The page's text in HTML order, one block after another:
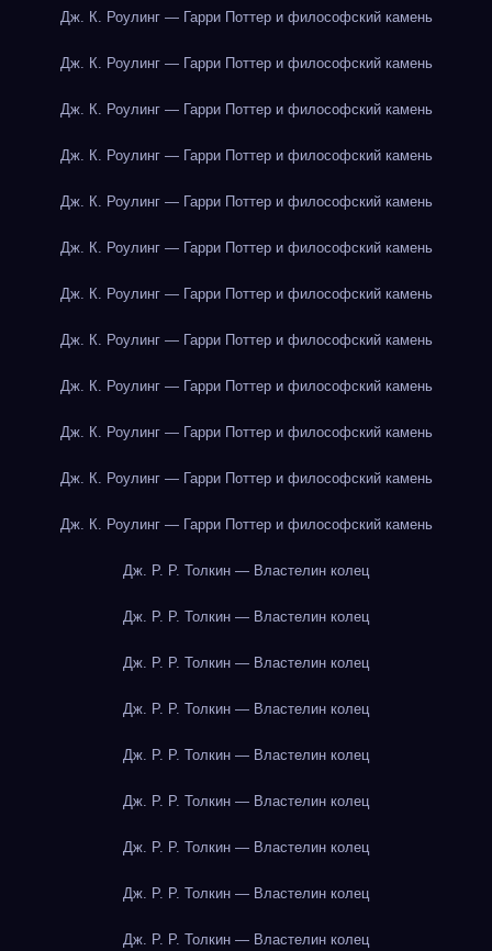
Дж. К. Роулинг — Гарри Поттер и философский камень
Дж. К. Роулинг — Гарри Поттер и философский камень
Дж. К. Роулинг — Гарри Поттер и философский камень
Дж. К. Роулинг — Гарри Поттер и философский камень
Дж. К. Роулинг — Гарри Поттер и философский камень
Дж. К. Роулинг — Гарри Поттер и философский камень
Дж. К. Роулинг — Гарри Поттер и философский камень
Дж. К. Роулинг — Гарри Поттер и философский камень
Дж. К. Роулинг — Гарри Поттер и философский камень
Дж. К. Роулинг — Гарри Поттер и философский камень
Дж. К. Роулинг — Гарри Поттер и философский камень
Дж. К. Роулинг — Гарри Поттер и философский камень
Дж. Р. Р. Толкин — Властелин колец
Дж. Р. Р. Толкин — Властелин колец
Дж. Р. Р. Толкин — Властелин колец
Дж. Р. Р. Толкин — Властелин колец
Дж. Р. Р. Толкин — Властелин колец
Дж. Р. Р. Толкин — Властелин колец
Дж. Р. Р. Толкин — Властелин колец
Дж. Р. Р. Толкин — Властелин колец
Дж. Р. Р. Толкин — Властелин колец